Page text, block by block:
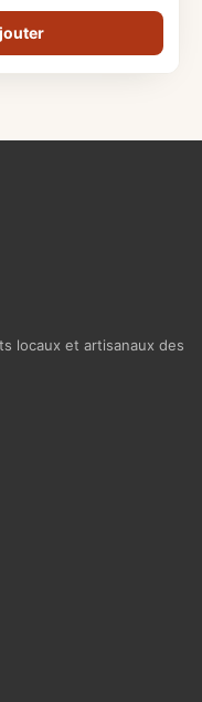
locaux et artisanaux des